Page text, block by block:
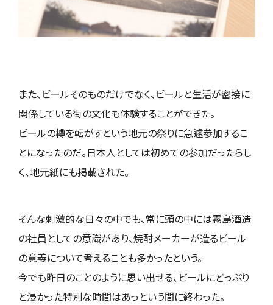
また、ビールそのものだけでなく、ビールと生活が密接に
関係している街の文化も体験することができた。
ビールの樽を転がすという地元の祭りに急遽参加するこ
とになったのだ。日本人としては初めての参加だったらし
く、地元紙にも掲載された。
そんな刺激的な日々の中でも、常に頭の中には霧島酒造
の社員としての意識があり、焼酎メーカーが造るビール
の意義について考えることも多かったという。
今でも昨日のことのように思い出せる、ビールにどっぷり
と浸かった特別な時間はあっという間に終わった。